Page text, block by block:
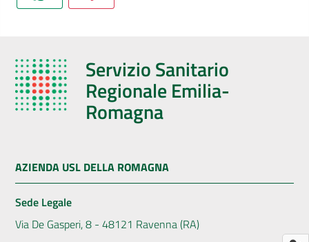
dei
Servizi
Dedicato
Servizio Sanitario
Regionale Emilia-
Romagna
AZIENDA USL DELLA ROMAGNA
Sede Legale
Via De Gasperi, 8 - 48121 Ravenna (RA)